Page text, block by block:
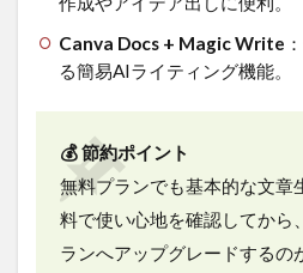
別AI
ライ
ング
すす
め3
選
4.1
【完
Canva Docs + Magic Write
る簡易AIライティング機能。
💰 節約ポイント
無料プランでも基本的な文章
料で使い心地を確認してから
ランへアップグレードするの